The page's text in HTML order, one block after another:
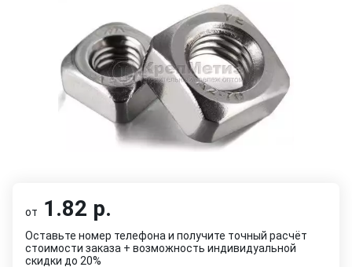
от 1.82 р.
Оставьте номер телефона и получите точный расчёт
стоимости заказа + возможность индивидуальной
скидки до 20%